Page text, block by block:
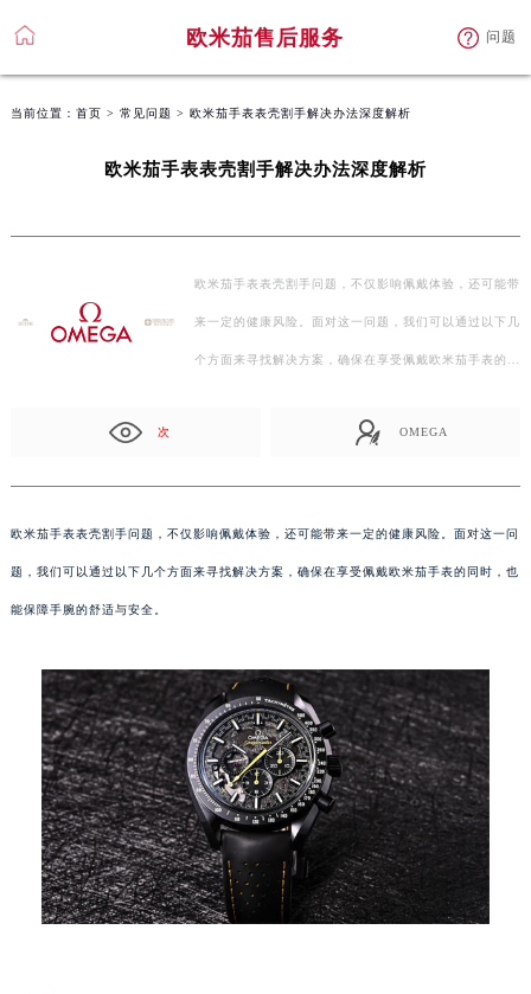
欧米茄售后服务 问题
当前位置： 首页 > 常见问题 > 欧米茄手表表壳割手解决办法深度解析
欧米茄手表表壳割手解决办法深度解析
欧米茄手表表壳割手问题，不仅影响佩戴体验，还可能带
来一定的健康风险。面对这一问题，我们可以通过以下几
个方面来寻找解决方案，确保在享受佩戴欧米茄手表的
次 OMEGA
欧米茄手表表壳割手问题，不仅影响佩戴体验，还可能带来一定的健康风险。面对这一问
题，我们可以通过以下几个方面来寻找解决方案，确保在享受佩戴欧米茄手表的同时，也
能保障手腕的舒适与安全。